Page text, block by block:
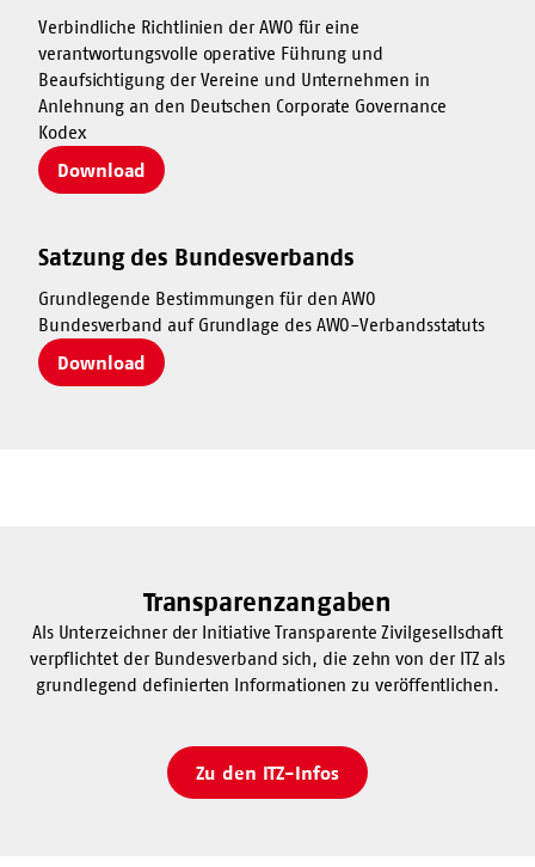
Verbindliche Richtlinien der AWO für eine
verantwortungsvolle operative Führung und
Beaufsichtigung der Vereine und Unternehmen in
Anlehnung an den Deutschen Corporate Governance
Kodex
Download
Satzung des Bundesverbands
Grundlegende Bestimmungen für den AWO
Bundesverband auf Grundlage des AWO-Verbandsstatuts
Download
Transparenzangaben
Als Unterzeichner der Initiative Transparente Zivilgesellschaft
verpflichtet der Bundesverband sich, die zehn von der ITZ als
grundlegend definierten Informationen zu veröffentlichen.
Zu den ITZ-Infos